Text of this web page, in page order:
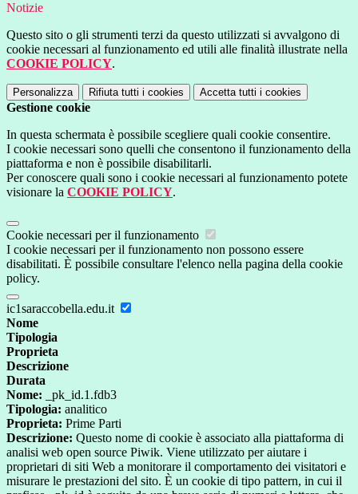
Notizie
Questo sito o gli strumenti terzi da questo utilizzati si avvalgono di
cookie necessari al funzionamento ed utili alle finalità illustrate nella
COOKIE POLICY.
Personalizza Rifiuta tutti i cookies Accetta tutti i cookies
Gestione cookie
In questa schermata è possibile scegliere quali cookie consentire.
I cookie necessari sono quelli che consentono il funzionamento della
piattaforma e non è possibile disabilitarli.
Per conoscere quali sono i cookie necessari al funzionamento potete
visionare la COOKIE POLICY.
Cookie necessari per il funzionamento
I cookie necessari per il funzionamento non possono essere
disabilitati. È possibile consultare l'elenco nella pagina della cookie
policy.
ic1saraccobella.edu.it
Nome
Tipologia
Proprieta
Descrizione
Durata
Nome: _pk_id.1.fdb3
Tipologia: analitico
Proprieta: Prime Parti
Descrizione: Questo nome di cookie è associato alla piattaforma di
analisi web open source Piwik. Viene utilizzato per aiutare i
proprietari di siti Web a monitorare il comportamento dei visitatori e
misurare le prestazioni del sito. È un cookie di tipo pattern, in cui il